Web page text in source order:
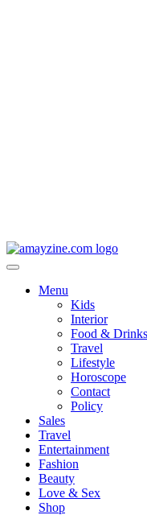
Menu
Kids
Interior
Food & Drinks
Travel
Lifestyle
Horoscope
Contact
Policy
Sales
Travel
Entertainment
Fashion
Beauty
Love & Sex
Shop